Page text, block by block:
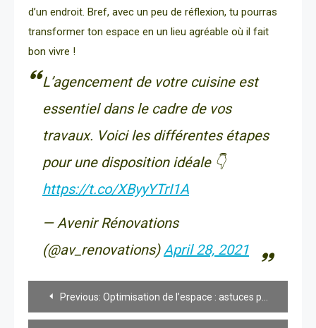
d’un endroit. Bref, avec un peu de réflexion, tu pourras
transformer ton espace en un lieu agréable où il fait
bon vivre !
L’agencement de votre cuisine est
essentiel dans le cadre de vos
travaux. Voici les différentes étapes
pour une disposition idéale 👇
https://t.co/XByyYTrI1A
— Avenir Rénovations
(@av_renovations)April 28, 2021
Navigation
de
Previous: Optimisation de l’espace : astuces pour un rangement efficace